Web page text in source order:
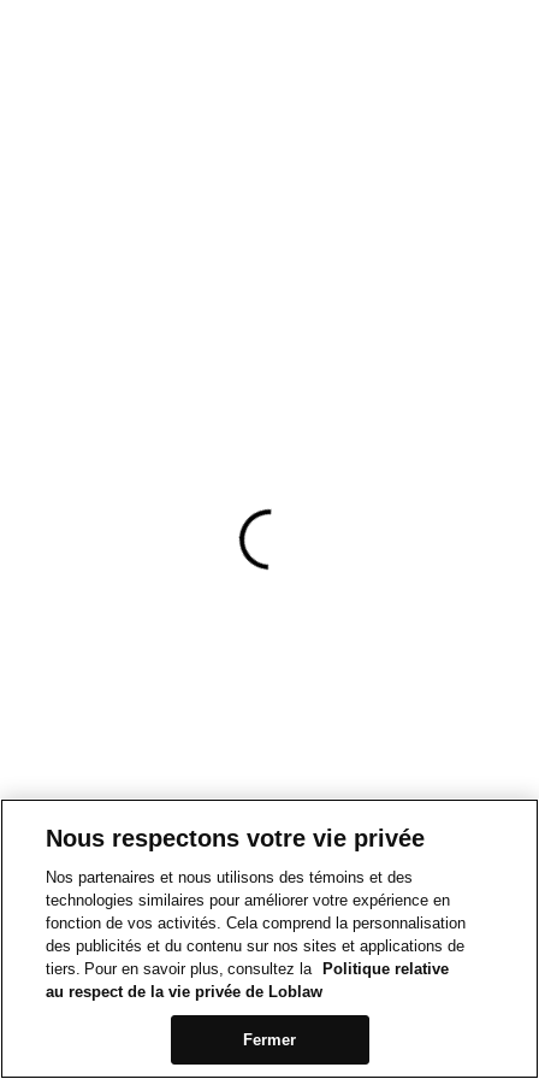
Nous respectons votre vie privée
Nos partenaires et nous utilisons des témoins et des
technologies similaires pour améliorer votre expérience en
fonction de vos activités. Cela comprend la personnalisation
des publicités et du contenu sur nos sites et applications de
tiers. Pour en savoir plus, consultez la
Politique relative
au respect de la vie privée de Loblaw
Fermer